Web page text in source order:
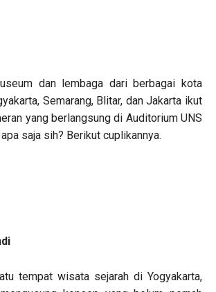
dan lembaga dari berbagai kota
Semarang, Blitar, dan Jakarta ikut
yang berlangsung di Auditorium UNS
saja sih? Berikut cuplikannya.
tempat wisata sejarah di Yogyakarta,